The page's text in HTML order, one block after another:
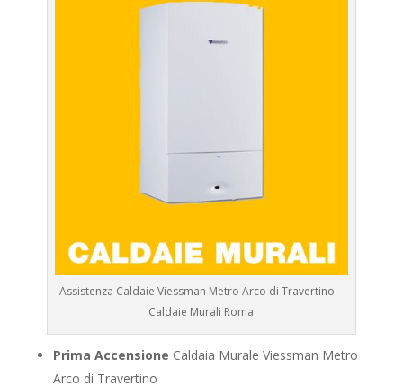
Assistenza Caldaie Viessman Metro Arco di Travertino –
Caldaie Murali Roma
Prima Accensione Caldaia Murale Viessman Metro
Arco di Travertino